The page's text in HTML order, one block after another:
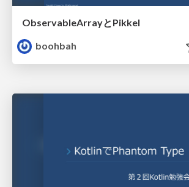
ObservableArrayとPikkel
boohbah